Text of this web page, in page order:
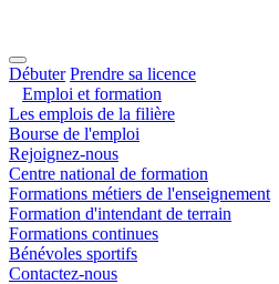
Débuter Prendre sa licence
Emploi et formation
Les emplois de la filière
Bourse de l'emploi
Rejoignez-nous
Centre national de formation
Formations métiers de l'enseignement
Formation d'intendant de terrain
Formations continues
Bénévoles sportifs
Contactez-nous